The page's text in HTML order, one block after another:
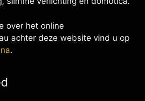
over het online
achter deze website vind u op
.